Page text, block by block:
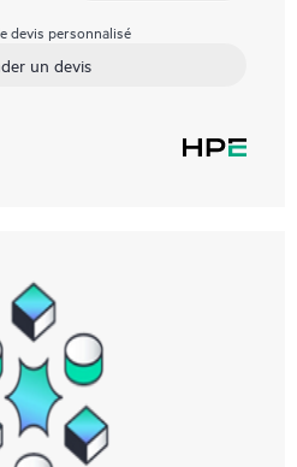
devis personnalisé
un devis